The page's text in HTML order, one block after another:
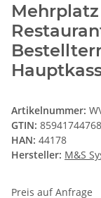
Artikelnummer:
GTIN:
HAN: 44178
Hersteller: M&S
Preis auf Anfrage